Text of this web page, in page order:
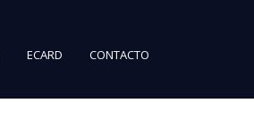
ECARD CONTACTO